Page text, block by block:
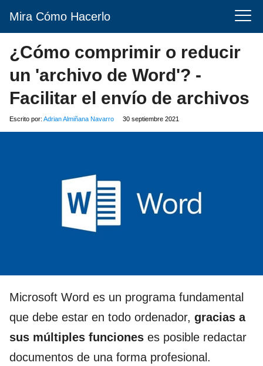
Mira Cómo Hacerlo
¿Cómo comprimir o reducir
un 'archivo de Word'? -
Facilitar el envío de archivos
Escrito por: Adrian Almiñana Navarro 30 septiembre 2021
Microsoft Word es un programa fundamental
que debe estar en todo ordenador, gracias a
sus múltiples funciones es posible redactar
documentos de una forma profesional.